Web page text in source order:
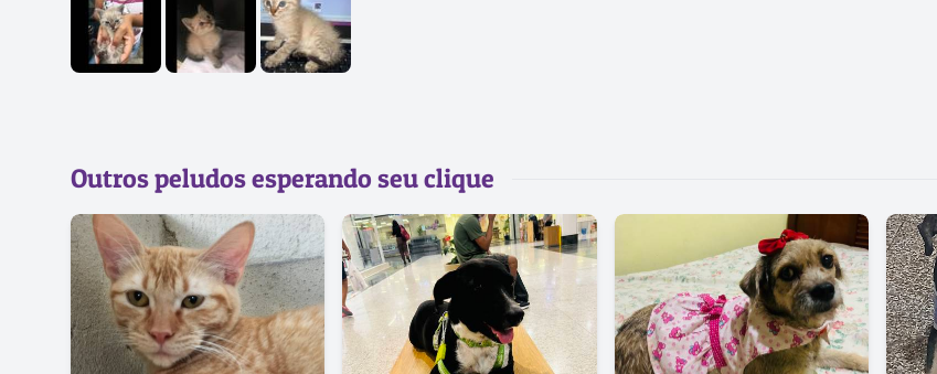
Outros peludos esperando seu clique